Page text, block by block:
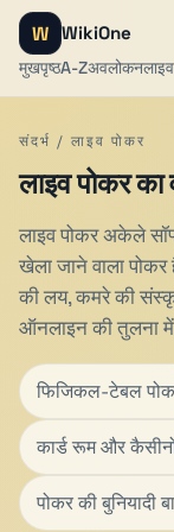
W WikiOne
मुखपृष्ठA-Zअवलोकन
संदर्भ / लाइव पोकर
लाइव पोकर
लाइव पोकर अकेले
खेला जाने वाला
की लय, कमरे की
ऑनलाइन की तुलना
फिजिकल-टेबल
कार्ड रूम और
पोकर की